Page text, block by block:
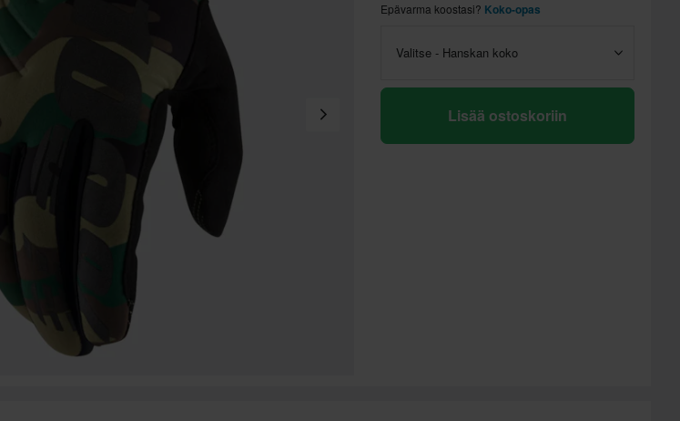
Epävarma koostasi? Koko-opas
Valitse - Hanskan koko
Lisää ostoskoriin